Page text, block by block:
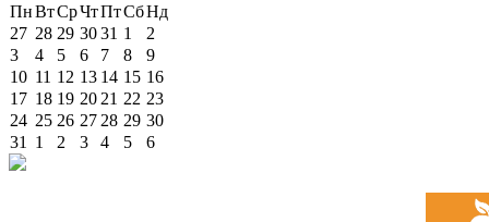
ПнВтСрЧтПтСбНд
27 28 29 3031 1
2
3
4 5 6 7 8
9
10 11 12 13 14 15 16
17 18 19 20 21 22 23
24 25 26 27 28 29 30
31
1 2 3 4 5 6